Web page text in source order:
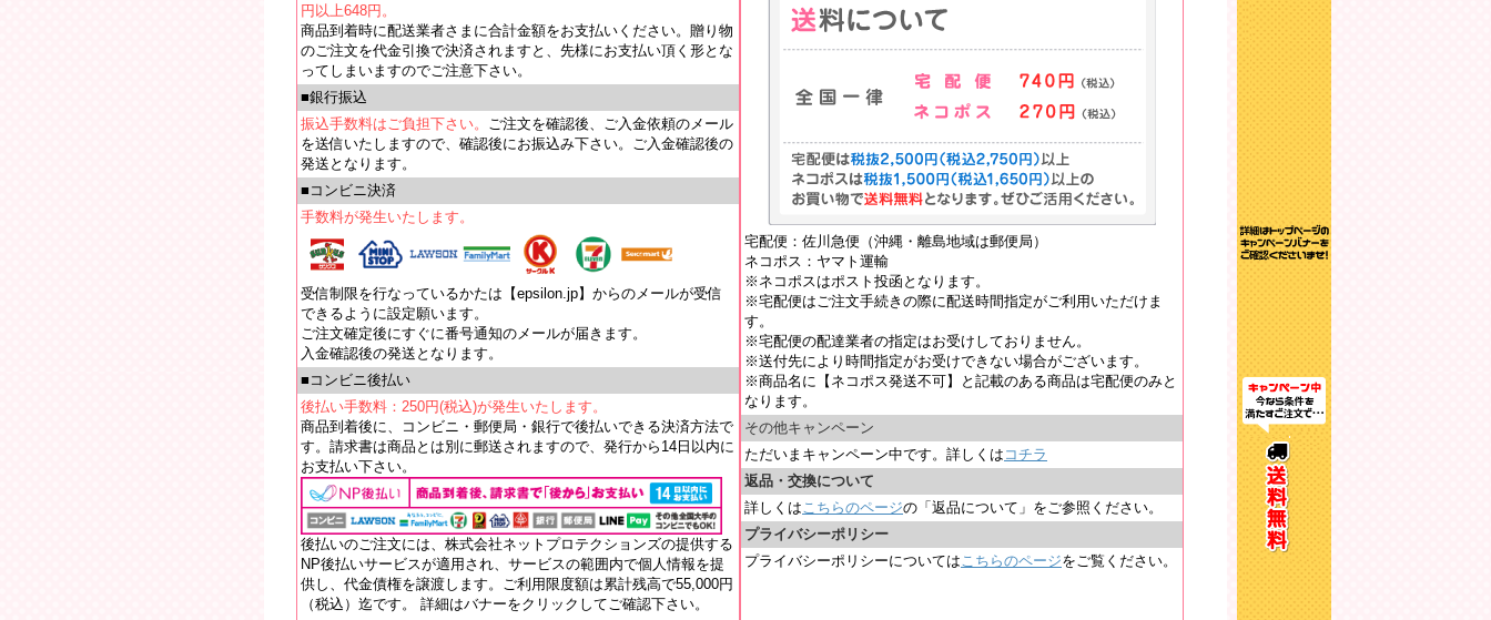
円以上648円。
商品到着時に配送業者さまに合計金額をお支払いください。贈り物
のご注文を代金引換で決済されますと、先様にお支払い頂く形とな
ってしまいますのでご注意下さい。
■銀行振込
振込手数料はご負担下さい。 ご注文を確認後、ご入金依頼のメール
を送信いたしますので、確認後にお振込み下さい。ご入金確認後の
発送となります。
■コンビニ決済
手数料が発生いたします。
受信制限を行なっているかたは【epsilon.jp】からのメールが受信
できるように設定願います。
ご注文確定後にすぐに番号通知のメールが届きます。
入金確認後の発送となります。
■コンビニ後払い
後払い手数料：250円(税込)が発生いたします。
商品到着後に、コンビニ・郵便局・銀行で後払いできる決済方法で
す。請求書は商品とは別に郵送されますので、発行から14日以内に
お支払い下さい。
後払いのご注文には、株式会社ネットプロテクションズの提供する
NP後払いサービスが適用され、サービスの範囲内で個人情報を提
供し、代金債権を譲渡します。ご利用限度額は累計残高で55,000円
（税込）迄です。 詳細はバナーをクリックしてご確認下さい。
宅配便：佐川急便（沖縄・離島地域は郵便局）
ネコポス：ヤマト運輸
※ネコポスはポスト投函となります。
※宅配便はご注文手続きの際に配送時間指定がご利用いただけま
す。
※宅配便の配達業者の指定はお受けしておりません。
※送付先により時間指定がお受けできない場合がございます。
※商品名に【ネコポス発送不可】と記載のある商品は宅配便のみと
なります。
その他キャンペーン
ただいまキャンペーン中です。詳しくは コチラ
返品・交換について
詳しくはこちらのページの「返品について」をご参照ください。
プライバシーポリシー
プライバシーポリシーについてはこちらのページをご覧ください。